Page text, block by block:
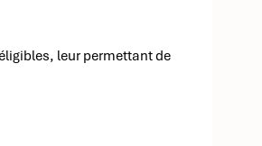
leur permettant de